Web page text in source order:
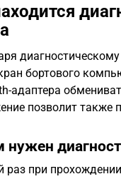
бортового
адаптера
позволит
нужен
раз при